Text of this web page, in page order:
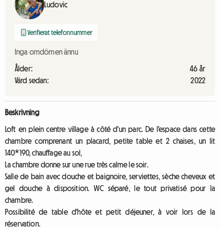
Ludovic
Verifierat telefonnummer
Inga omdömen ännu
Ålder:
46 år
Värd sedan:
2022
Beskrivning
Loft en plein centre village à côté d'un parc. De l'espace dans cette
chambre comprenant un placard, petite table et 2 chaises, un lit
140*190, chauffage au sol,
La chambre donne sur une rue très calme le soir.
Salle de bain avec douche et baignoire, serviettes, sèche cheveux et
gel douche à disposition. WC séparé, le tout privatisé pour la
chambre.
Possibilité de table d'hôte et petit déjeuner, à voir lors de la
réservation.